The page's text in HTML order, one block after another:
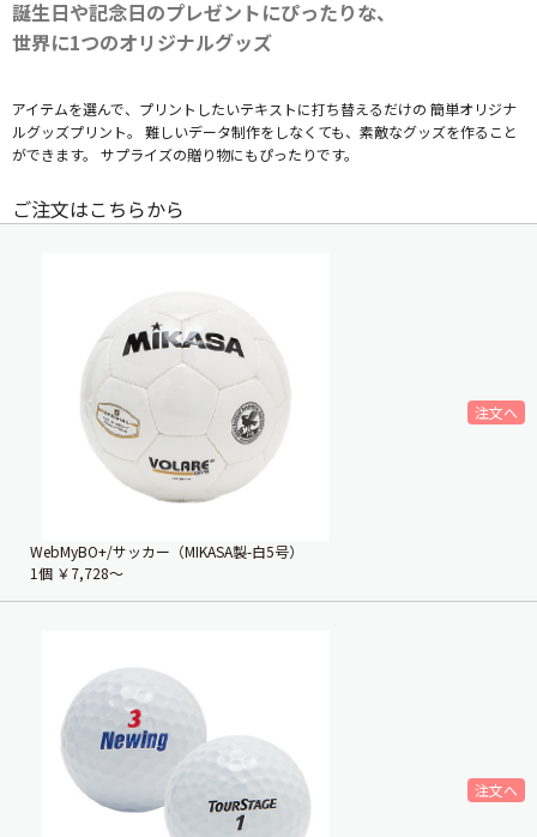
誕生日や記念日のプレゼントにぴったりな、
世界に1つのオリジナルグッズ
アイテムを選んで、プリントしたいテキストに打ち替えるだけの 簡単オリジナ
ルグッズプリント。 難しいデータ制作をしなくても、素敵なグッズを作ること
ができます。 サプライズの贈り物にもぴったりです。
ご注文はこちらから
WebMyBO+/サッカー（MIKASA製-白5号）
1個 ￥7,728〜